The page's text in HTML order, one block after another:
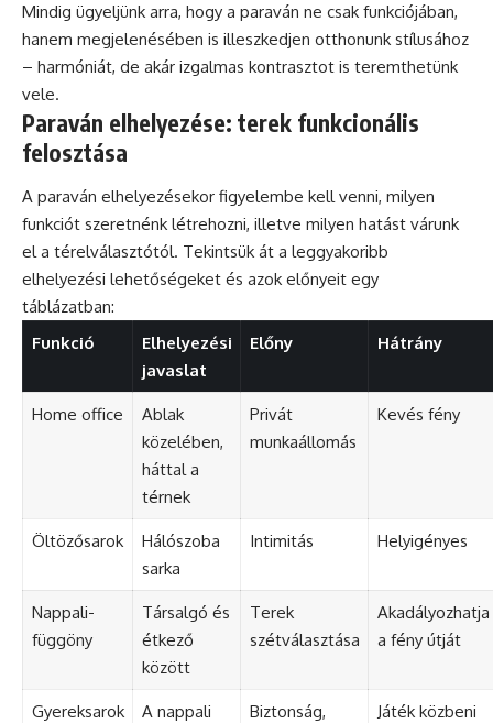
Mindig ügyeljünk arra, hogy a paraván ne csak funkciójában,
hanem megjelenésében is illeszkedjen otthonunk stílusához
– harmóniát, de akár izgalmas kontrasztot is teremthetünk
vele.
Paraván elhelyezése: terek funkcionális
felosztása
A paraván elhelyezésekor figyelembe kell venni, milyen
funkciót szeretnénk létrehozni, illetve milyen hatást várunk
el a térelválasztótól. Tekintsük át a leggyakoribb
elhelyezési lehetőségeket és azok előnyeit egy
táblázatban:
Funkció
Elhelyezési
javaslat
Előny Hátrány
Home office
Ablak
közelében,
háttal a
térnek
Privát
munkaállomás
Kevés fény
Öltözősarok
Hálószoba
sarka
Intimitás Helyigényes
Nappali-
függöny
Társalgó és
étkező
között
Terek
szétválasztása
Akadályozhatja
a fény útját
Gyereksarok
A nappali
Biztonság,
Játék közbeni